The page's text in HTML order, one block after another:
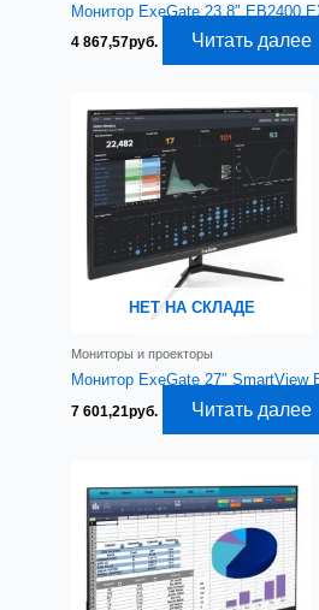
Монитор ExeGate 23.8″ EB2400
4 867,57руб. Читать далее
НЕТ НА СКЛАДЕ
Мониторы и проекторы
Монитор ExeGate 27″ SmartView
7 601,21руб. Читать далее